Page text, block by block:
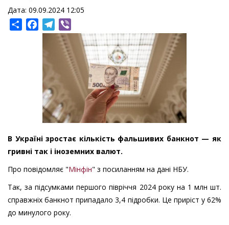
Дата: 09.09.2024 12:05
ShareFacebookTelegram
В Україні зростає кількість фальшивих банкнот — як
гривні так і іноземних валют.
Про повідомляє "Мінфін" з посиланням на дані НБУ.
Так, за підсумками першого півріччя 2024 року на 1 млн шт.
справжніх банкнот припадало 3,4 підробки. Це приріст у 62%
до минулого року.